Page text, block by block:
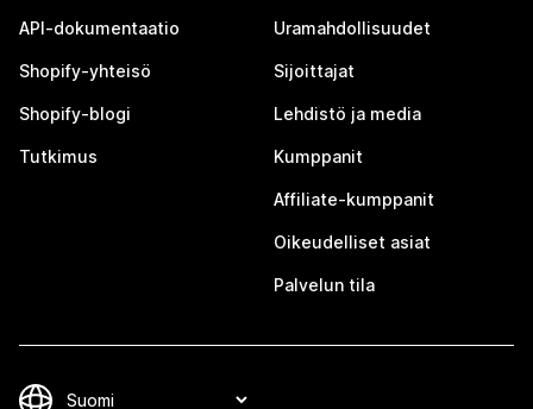
API-dokumentaatio
Shopify-yhteisö
Shopify-blogi
Tutkimus
Uramahdollisuudet
Sijoittajat
Lehdistö ja media
Kumppanit
Affiliate-kumppanit
Oikeudelliset asiat
Palvelun tila